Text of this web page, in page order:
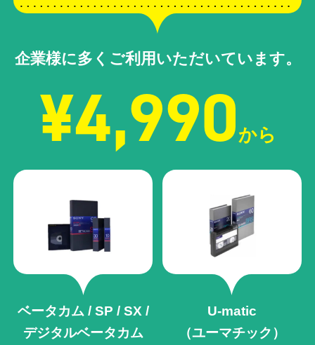
企業様に多くご利用いただいています。
¥4,990から
ベータカム / SP / SX /
デジタルベータカム
U-matic
（ユーマチック）